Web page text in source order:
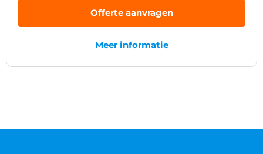
Offerte aanvragen
Meer informatie